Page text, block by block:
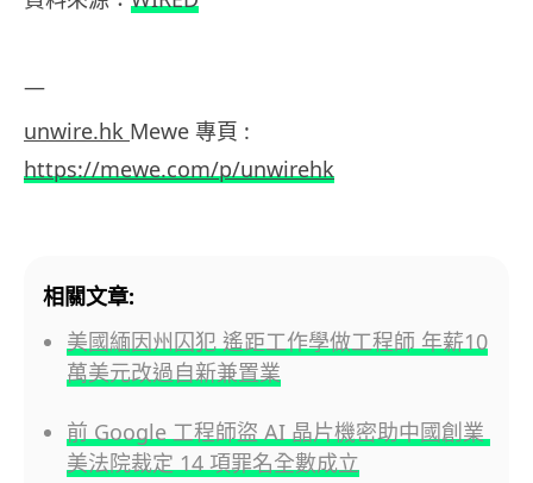
—
unwire.hk Mewe 專頁 :
https://mewe.com/p/unwirehk
相關文章:
美國緬因州囚犯 遙距工作學做工程師 年薪10
萬美元改過自新兼置業
前 Google 工程師盜 AI 晶片機密助中國創業
美法院裁定 14 項罪名全數成立